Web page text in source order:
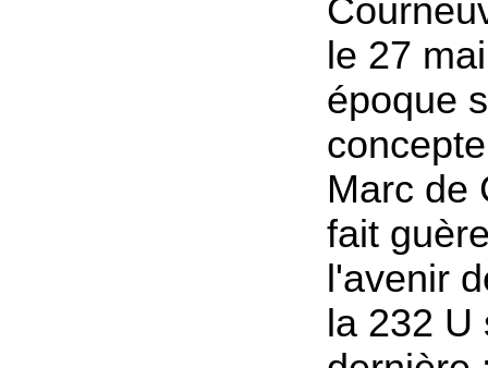
le 27
époque
Marc de
fait
l'avenir
la 232 U